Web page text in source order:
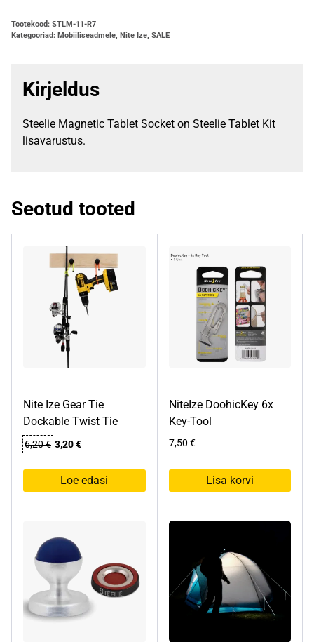
Tootekood: STLM-11-R7
Kategooriad: Mobiiliseadmele, Nite Ize, SALE
Kirjeldus
Steelie Magnetic Tablet Socket on Steelie Tablet Kit
lisavarustus.
Seotud tooted
Nite Ize Gear Tie
Dockable Twist Tie
6,20€ Algne
oli:
6,20 €.
3,20€Praegune
on:
3,20 €.
Loe edasi
NiteIze DoohicKey 6x
Key-Tool
7,50 €
Lisa korvi